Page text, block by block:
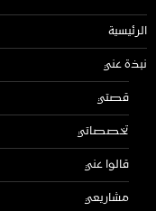
الرئيسية
نبذة عني
قصتي
تخصصاتي
قالوا عني
مشاريعي